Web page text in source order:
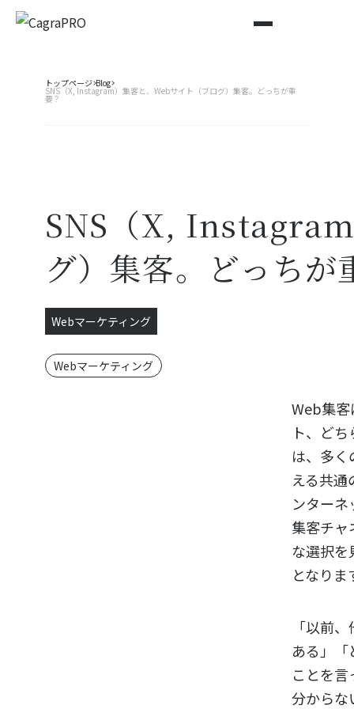
トップページ Blog
SNS（X, Instagram）集客と、Webサイト（ブログ）集客。どっちが重
要？
SNS（X,
グ）集客。どっちが
Webマーケティング
Webマーケティング
Web集客
ト、ど
は、多
える共
ンター
集客チャ
な選択を
となりま
「以前
ある」
ことを
分からな